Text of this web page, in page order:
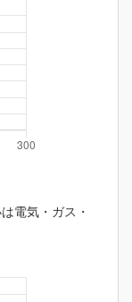
電気・ガス・